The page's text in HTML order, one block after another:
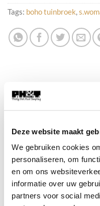
Deze website maakt
We gebruiken cookies
personaliseren, om
en om ons
informatie over uw
partners voor social
Tags: boho tuinbroek,
BESCHRIJVING
Lichtblauw Denim
Dit stoere tuinpak in
is een echte must-